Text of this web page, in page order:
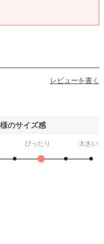
レビューを書く
のサイズ感
ぴったり 大きい